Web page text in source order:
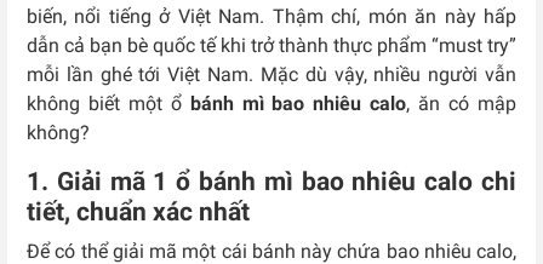
biến, nổi tiếng ở Việt Nam. Thậm chí, món ăn này hấp
dẫn cả bạn bè quốc tế khi trở thành thực phẩm “must try”
mỗi lần ghé tới Việt Nam. Mặc dù vậy, nhiều người vẫn
không biết một ổ bánh mì bao nhiêu calo, ăn có mập
không?
1. Giải mã 1 ổ bánh mì bao nhiêu calo chi
tiết, chuẩn xác nhất
Để có thể giải mã một cái bánh này chứa bao nhiêu calo,